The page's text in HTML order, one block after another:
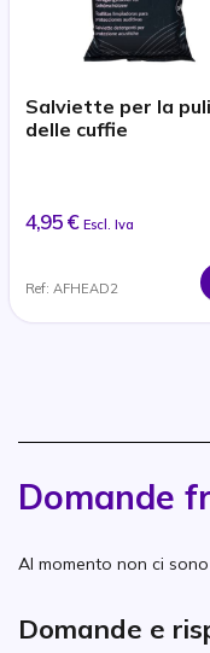
Salviette per la
delle cuffie
4,95 € Escl. Iva
Ref: AFHEAD2
Domande
Al momento non ci
Domande e